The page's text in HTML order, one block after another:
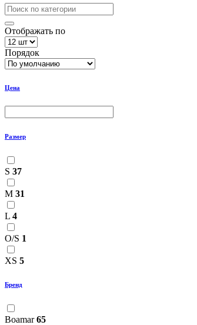
Отображать по
Порядок
Цена
Размер
S 37
M 31
L 4
O/S 1
XS 5
Бренд
Boamar65